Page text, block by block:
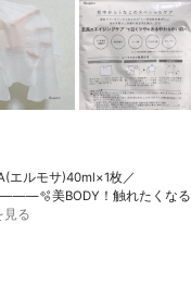
モサ)⁡40ml×1枚／
美BODY！触れたくなる
見る